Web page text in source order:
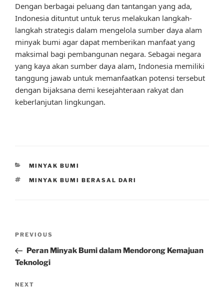
Dengan berbagai peluang dan tantangan yang ada,
Indonesia dituntut untuk terus melakukan langkah-
langkah strategis dalam mengelola sumber daya alam
minyak bumi agar dapat memberikan manfaat yang
maksimal bagi pembangunan negara. Sebagai negara
yang kaya akan sumber daya alam, Indonesia memiliki
tanggung jawab untuk memanfaatkan potensi tersebut
dengan bijaksana demi kesejahteraan rakyat dan
keberlanjutan lingkungan.
CATEGORIES
MINYAK BUMI
TAGS
MINYAK BUMI BERASAL DARI
Previous
Post
PREVIOUS
Peran Minyak Bumi dalam Mendorong Kemajuan
Teknologi
Next
NEXT